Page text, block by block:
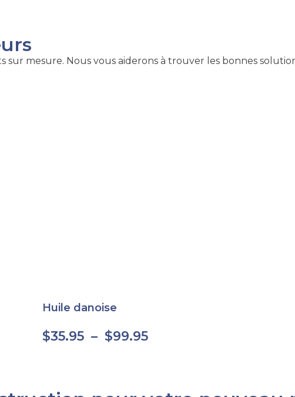
mesure. Nous vous aiderons à trouver les bonnes
Huile danoise
$35.95 – $99.95